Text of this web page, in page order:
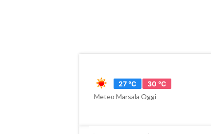
27 °C
30 °C
Meteo Marsala Oggi